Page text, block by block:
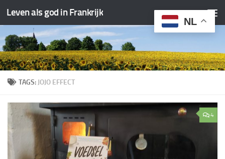
Doorgaan naar inhoud
Leven als god in Frankrijk
TAGS: JOJO EFFECT
4
NL